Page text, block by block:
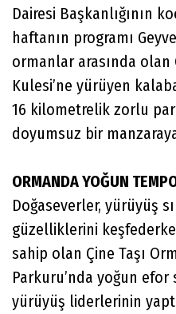
Dairesi Başkanlığının
haftanın programı
ormanlar arasında olan
Kulesi’ne yürüyen
16 kilometrelik zorlu
doyumsuz bir
ORMANDA YOĞUN
Doğaseverler, yürüyüş
güzelliklerini
sahip olan Çine Taşı
Parkuru’nda yoğun efor
yürüyüş liderlerinin